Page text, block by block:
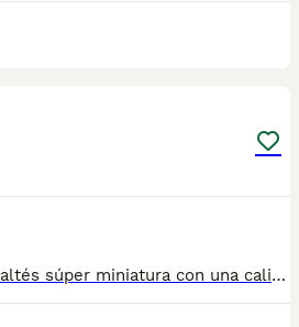
Preciosos y diminutos bichón maltés súper miniatura con una calidad de pelo extraordinaria tattos patas cortas se entregan con sus vacunas correspondientes desparasitación pasaporte en crochet hacemos envío a cualquier provincia y para su tranquilidad puede pagar al contrario en bolso para más información y vídeos contactar al teléfono 600881366 ...precio desde 600